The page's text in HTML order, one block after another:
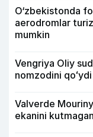
O‘zbekistonda
aerodromlar
mumkin
Vengriya Oliy
nomzodini qoʻydi
Valverde
ekanini